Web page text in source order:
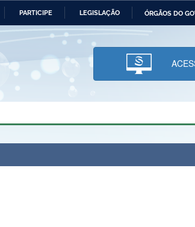
PARTICIPE LEGISLAÇÃO ÓRGÃOS DO
Ministério da Economia Ministério da
Ministério da Ciência,
Tecnologia, Inovações e
Comunicações
e dos Direitos Humanos
Planalto